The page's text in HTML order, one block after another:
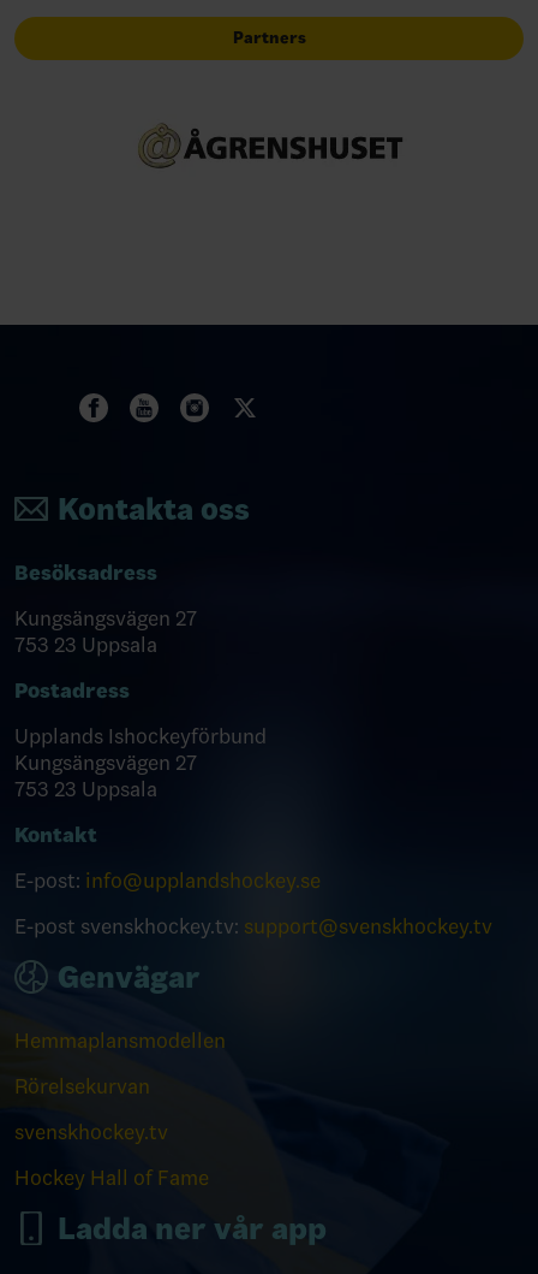
Partners
Kontakta oss
Besöksadress
Kungsängsvägen 27
753 23 Uppsala
Postadress
Upplands Ishockeyförbund
Kungsängsvägen 27
753 23 Uppsala
Kontakt
E-post: info@upplandshockey.se
E-post svenskhockey.tv: support@svenskhockey.tv
Genvägar
Hemmaplansmodellen
Rörelsekurvan
svenskhockey.tv
Hockey Hall of Fame
Ladda ner vår app